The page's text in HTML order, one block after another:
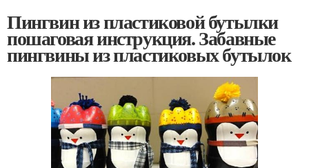
Пингвин из пластиковой бутылки
пошаговая инструкция. Забавные
пингвины из пластиковых бутылок